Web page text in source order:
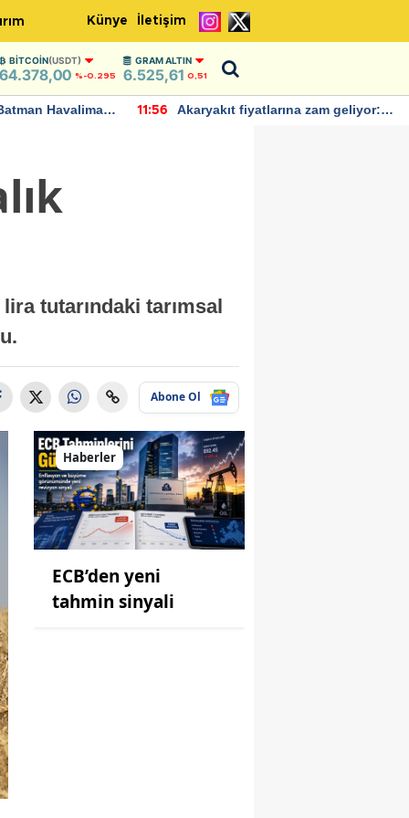
Künye İletişim
BITCOIN(USDT)
64.378,00 %-0.295
GRAM ALTIN
6.525,61 0,51
Havalimanı
11:56
Akaryakıt fiyatlarına zam geliyor:
tutarındaki tarımsal
Abone Ol
Haberler
ECB’den yeni
tahmin sinyali